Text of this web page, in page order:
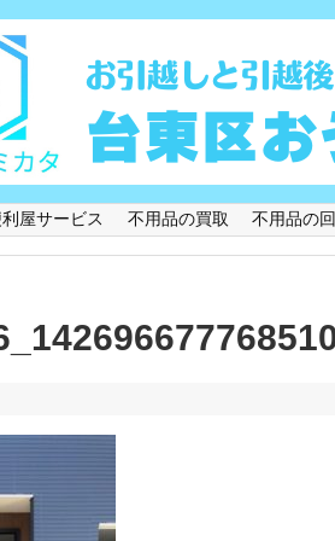
屋サービス 不用品の買取 不用品の